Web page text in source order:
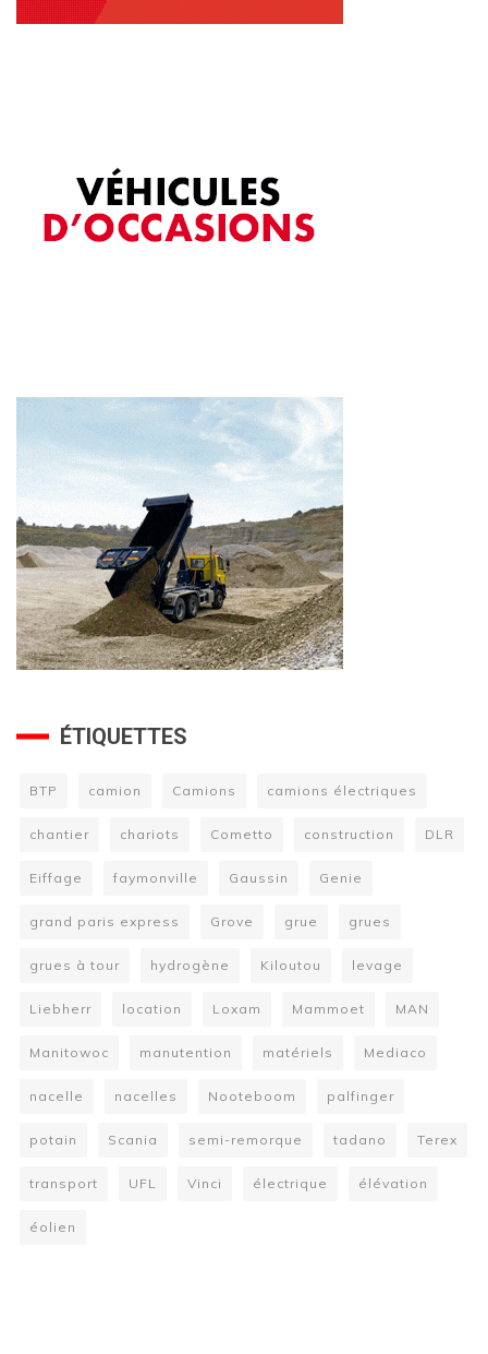
ÉTIQUETTES
BTP camion Camions camions électriques
chantier chariots Cometto construction DLR
Eiffage faymonville Gaussin Genie
grand paris express Grove grue grues
grues à tour hydrogène Kiloutou levage
Liebherr location Loxam Mammoet MAN
Manitowoc manutention matériels Mediaco
nacelle nacelles Nooteboom palfinger
potain Scania semi-remorque tadano Terex
transport UFL Vinci électrique élévation
éolien